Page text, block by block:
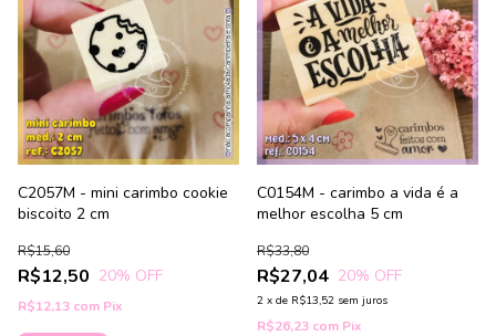
C2057M - mini carimbo cookie
biscoito 2 cm
R$12,50
R$15,60
20% OFF
R$12,13 com Pix
C0154M - carimbo a vida é a
melhor escolha 5 cm
R$27,04
R$33,80
20% OFF
2 x de R$13,52 sem juros
R$26,23 com Pix